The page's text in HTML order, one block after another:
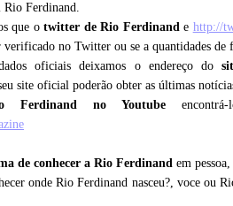
Rio Ferdinand.
que otwitter de Rio Ferdinande http://
no Twitter ou se a quantidades de
oficiais deixamos o endereço do
site oficial poderão obter as últimas
Ferdinand no Youtube
de conhecer a Rio Ferdinand em
onde Rio Ferdinand nasceu?, voce ou